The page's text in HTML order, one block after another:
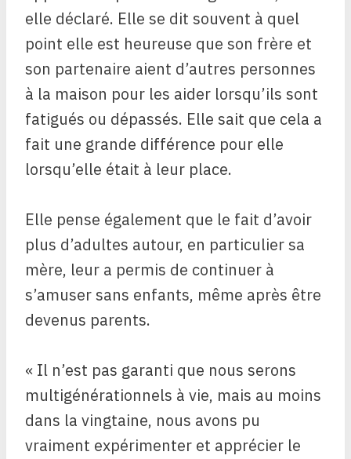
elle déclaré. Elle se dit souvent à quel
point elle est heureuse que son frère et
son partenaire aient d’autres personnes
à la maison pour les aider lorsqu’ils sont
fatigués ou dépassés. Elle sait que cela a
fait une grande différence pour elle
lorsqu’elle était à leur place.
Elle pense également que le fait d’avoir
plus d’adultes autour, en particulier sa
mère, leur a permis de continuer à
s’amuser sans enfants, même après être
devenus parents.
« Il n’est pas garanti que nous serons
multigénérationnels à vie, mais au moins
dans la vingtaine, nous avons pu
vraiment expérimenter et apprécier le